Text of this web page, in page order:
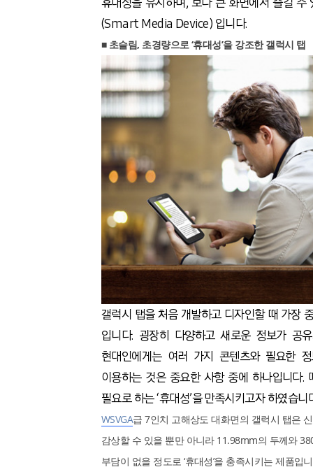
(Smart Media Device) 입니다.
■ 초슬림, 초경량으로 ‘휴대성’을 강조한 갤럭시 탭
갤럭시 탭을 처음 개발하고 디자인할 때 가장
입니다. 굉장히 다양하고 새로운 정보가 공
현대인에게는 여러 가지 콘텐츠와 필요한
이용하는 것은 중요한 사항 중에 하나입니다.
필요로 하는 ‘휴대성’을 만족시키고자 하였습니
WSVGA급 7인치 고해상도 대화면의 갤럭시 탭은
감상할 수 있을 뿐만 아니라 11.98mm의 두께와
부담이 없을 정도로 ‘휴대성’을 충족시키는 제품입